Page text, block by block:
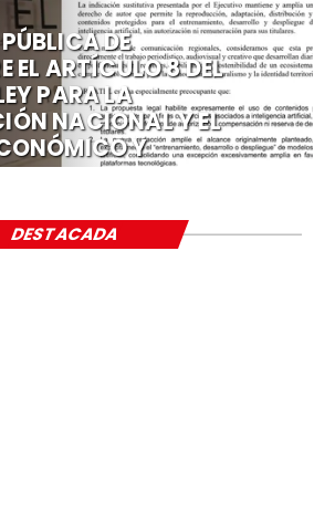
DE
EL ARTÍCULO 8 DEL
PARA LA
NACIONAL Y EL
Y
DESTACADA